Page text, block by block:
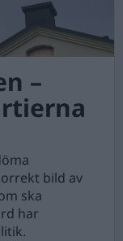
–
bild av
ska
har